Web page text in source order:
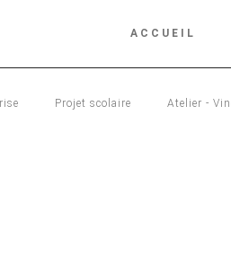
ACCUEIL
Projet scolaire Atelier -